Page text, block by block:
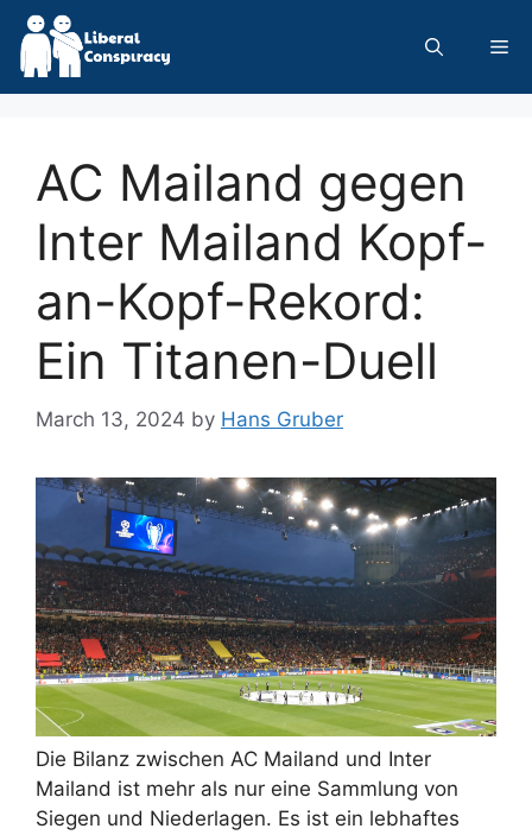
Skip
content
AC Mailand gegen
Inter Mailand Kopf-
an-Kopf-Rekord:
Ein Titanen-Duell
March 13, 2024 by Hans Gruber
Die Bilanz zwischen AC Mailand und Inter
Mailand ist mehr als nur eine Sammlung von
Siegen und Niederlagen. Es ist ein lebhaftes